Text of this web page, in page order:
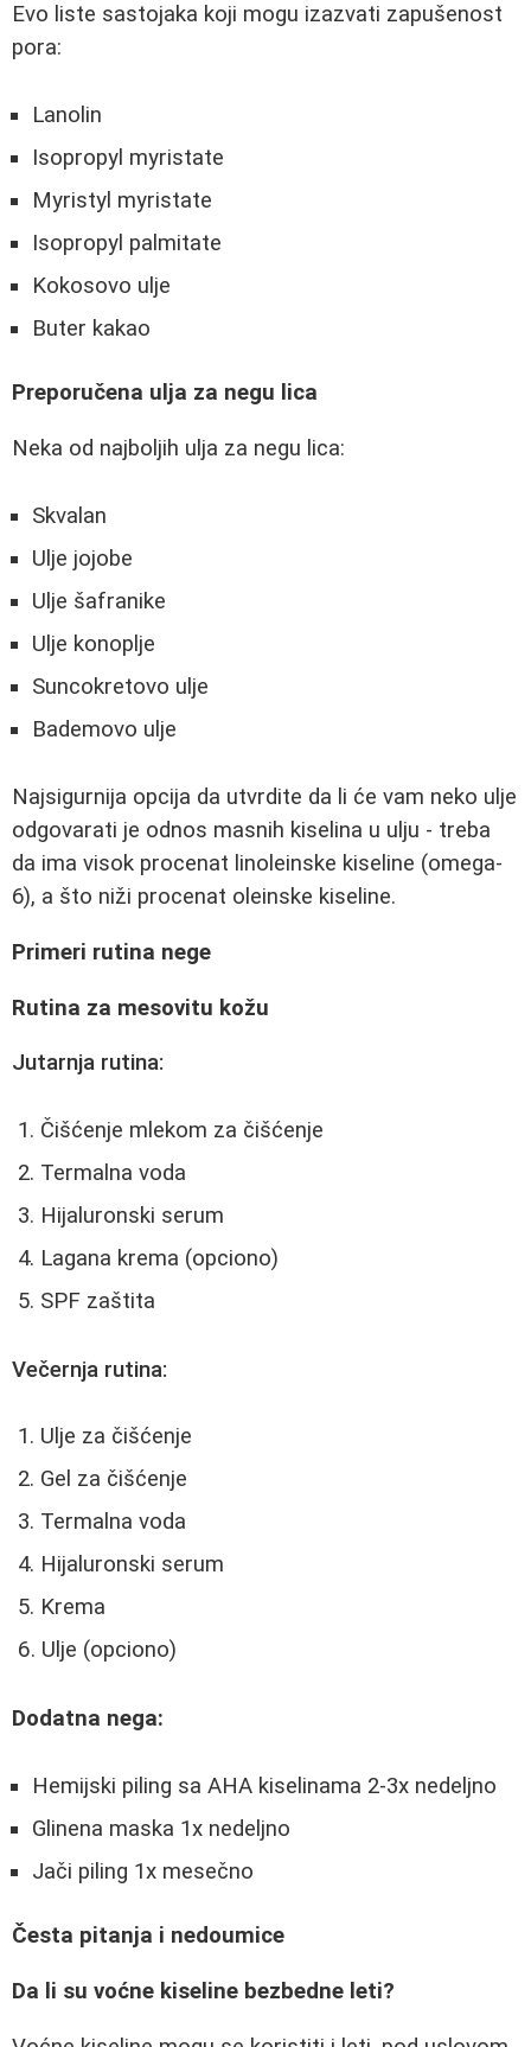
Evo liste sastojaka koji mogu izazvati zapušenost
pora:
Lanolin
Isopropyl myristate
Myristyl myristate
Isopropyl palmitate
Kokosovo ulje
Buter kakao
Preporučena ulja za negu lica
Neka od najboljih ulja za negu lica:
Skvalan
Ulje jojobe
Ulje šafranike
Ulje konoplje
Suncokretovo ulje
Bademovo ulje
Najsigurnija opcija da utvrdite da li će vam neko ulje
odgovarati je odnos masnih kiselina u ulju - treba
da ima visok procenat linoleinske kiseline (omega-
6), a što niži procenat oleinske kiseline.
Primeri rutina nege
Rutina za mesovitu kožu
Jutarnja rutina:
Čišćenje mlekom za čišćenje
Termalna voda
Hijaluronski serum
Lagana krema (opciono)
SPF zaštita
Večernja rutina:
Ulje za čišćenje
Gel za čišćenje
Termalna voda
Hijaluronski serum
Krema
Ulje (opciono)
Dodatna nega:
Hemijski piling sa AHA kiselinama 2-3x nedeljno
Glinena maska 1x nedeljno
Jači piling 1x mesečno
Česta pitanja i nedoumice
Da li su voćne kiseline bezbedne leti?